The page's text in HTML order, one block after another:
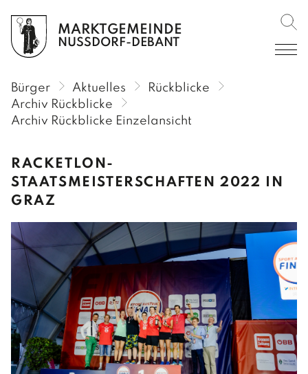
MARKTGEMEINDE
NUSSDORF-DEBANT
BÜRGER
Amtliche Mitteilungen
Amtstafel
Verordnungen im RIS
Veranstaltungen
Gemeinderundschreiben
Gemeindekurier
SERVICE
Aktuelle Informationen
Formulare
INFOS
Müllentsorgung
Bürger Aktuelles
Rückblicke
Archiv Rückblicke
Archiv Rückblicke Einzelansicht
RACKETLON-
STAATSMEISTERSCHAFTEN 2022 IN
GRAZ